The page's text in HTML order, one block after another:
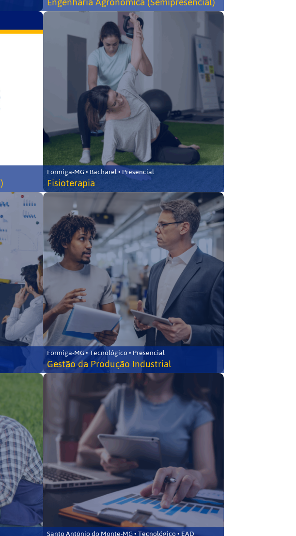
Formiga-MG • Bacharel • Presencial
Fisioterapia
Formiga-MG • Tecnológico • Presencial
Gestão da Produção Industrial